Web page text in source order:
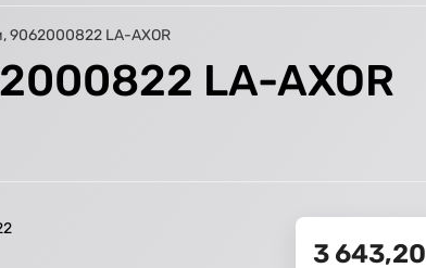
9062000822 LA-AXOR
LA-AXOR
3 643,20